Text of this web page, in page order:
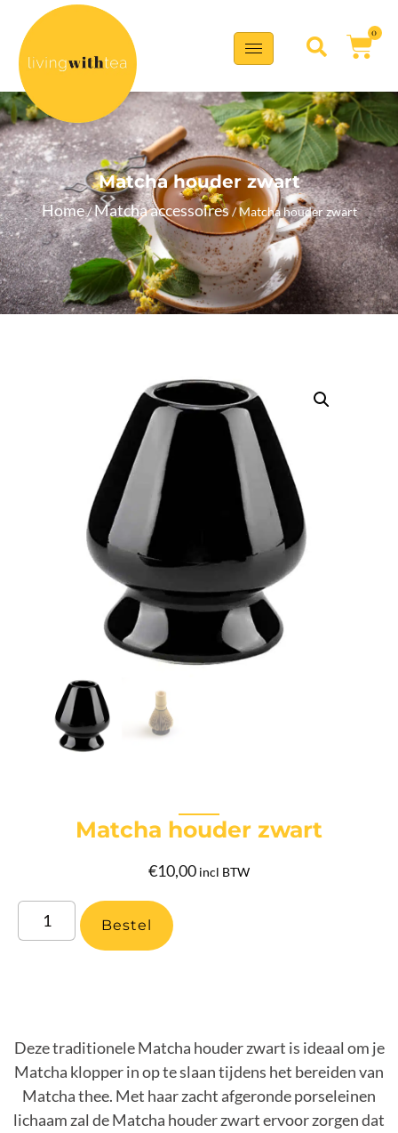
0
Matcha houder zwart
Home/Matcha accessoires/ Matcha houder zwart
Matcha houder zwart
€10,00 incl BTW
Bestel
Deze traditionele Matcha houder zwart is ideaal om je
Matcha klopper in op te slaan tijdens het bereiden van
Matcha thee. Met haar zacht afgeronde porseleinen
lichaam zal de Matcha houder zwart ervoor zorgen dat